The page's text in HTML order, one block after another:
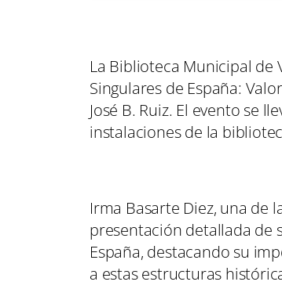
La Biblioteca Municipal de
Singulares de España:
José B. Ruiz. El evento se
instalaciones de la
Irma Basarte Diez, una de
presentación detallada de
España, destacando su
a estas estructuras